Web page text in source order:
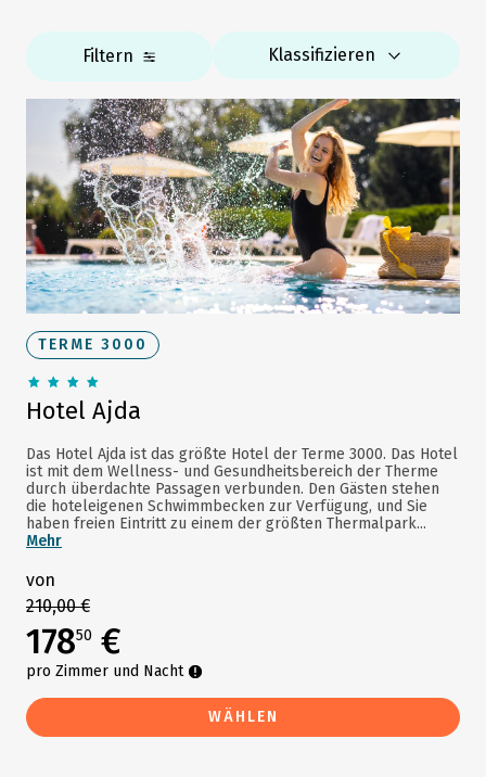
Filtern Klassifizieren
TERME 3000
Hotel Ajda
Das Hotel Ajda ist das größte Hotel der Terme 3000. Das Hotel
ist mit dem Wellness- und Gesundheitsbereich der Therme
durch überdachte Passagen verbunden. Den Gästen stehen
die hoteleigenen Schwimmbecken zur Verfügung, und Sie
haben freien Eintritt zu einem der größten Thermalpark...
Mehr
von
210,00 €
17850 €
pro Zimmer und Nacht
WÄHLEN